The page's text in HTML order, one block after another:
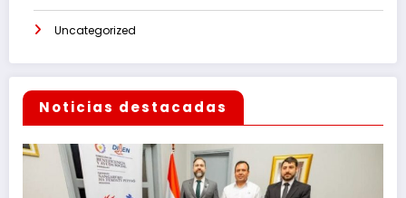
Uncategorized
Noticias destacadas